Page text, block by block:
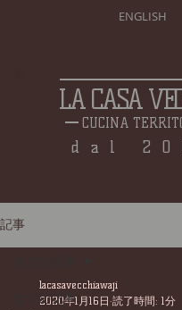
ENGLISH
LA CASA
CUCINA
dal
記事
全ての記事
lacasavecchiawaji
2020年1月16日 読了時間: 1分